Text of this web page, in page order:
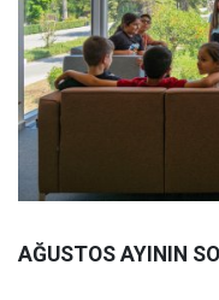
AĞUSTOS AYININ